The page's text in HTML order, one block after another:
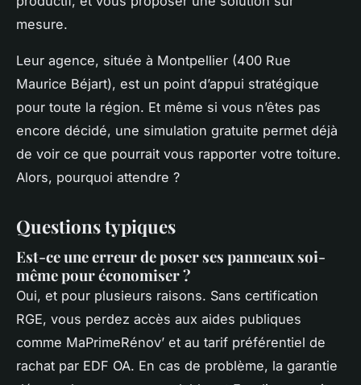
mesure.
Leur agence, située à Montpellier (400 Rue
Maurice Béjart), est un point d’appui stratégique
pour toute la région. Et même si vous n’êtes pas
encore décidé, une simulation gratuite permet déjà
de voir ce que pourrait vous rapporter votre toiture.
Alors, pourquoi attendre ?
Questions typiques
Est-ce une erreur de poser ses panneaux soi-
même pour économiser ?
Oui, et pour plusieurs raisons. Sans certification
RGE, vous perdez accès aux aides publiques
comme MaPrimeRénov’ et au tarif préférentiel de
rachat par EDF OA. En cas de problème, la garantie